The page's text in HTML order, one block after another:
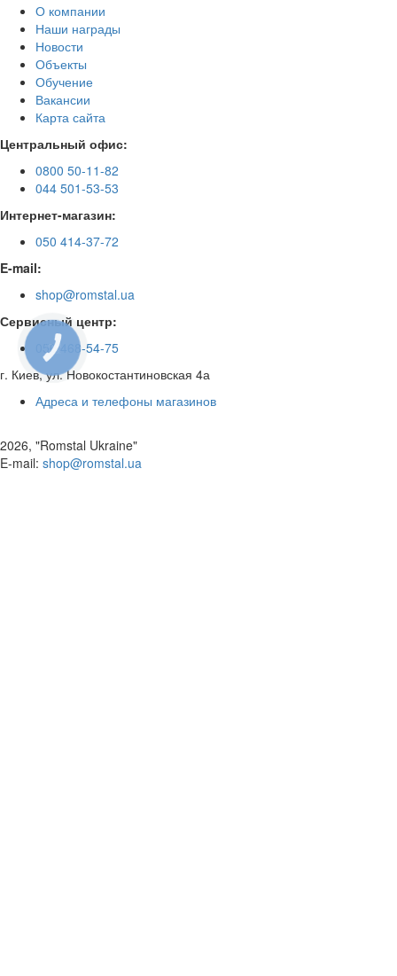
О компании
Наши награды
Новости
Объекты
Обучение
Вакансии
Карта сайта
Центральный офис:
0800 50-11-82
044 501-53-53
Интернет-магазин:
050 414-37-72
E-mail:
shop@romstal.ua
Сервисный центр:
050 468-54-75
г. Киев, ул. Новокостантиновская 4а
Адреса и телефоны магазинов
2026, "Romstal Ukraine"
​E-mail: shop@romstal.ua
КНОПКА
ЗВ'ЯЗКУ